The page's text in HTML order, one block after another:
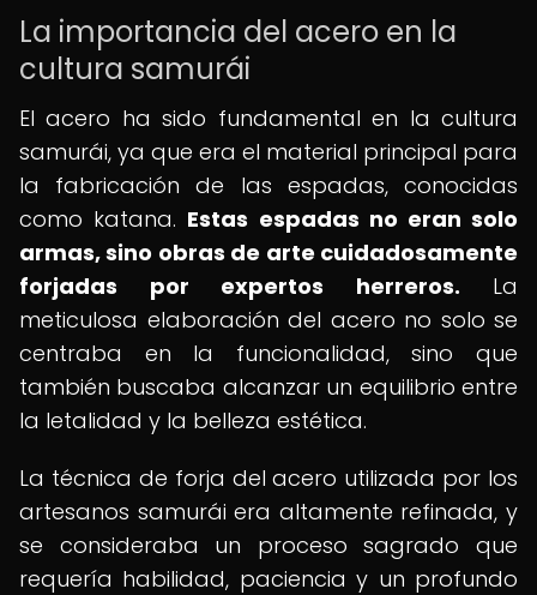
La importancia del acero en la
cultura samurái
El acero ha sido fundamental en la cultura
samurái, ya que era el material principal para
la fabricación de las espadas, conocidas
como katana. Estas espadas no eran solo
armas, sino obras de arte cuidadosamente
forjadas por expertos herreros. La
meticulosa elaboración del acero no solo se
centraba en la funcionalidad, sino que
también buscaba alcanzar un equilibrio entre
la letalidad y la belleza estética.
La técnica de forja del acero utilizada por los
artesanos samurái era altamente refinada, y
se consideraba un proceso sagrado que
requería habilidad, paciencia y un profundo